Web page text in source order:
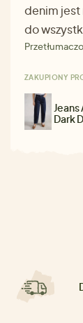
denim jest
do
ZAKUPIONY
Dark